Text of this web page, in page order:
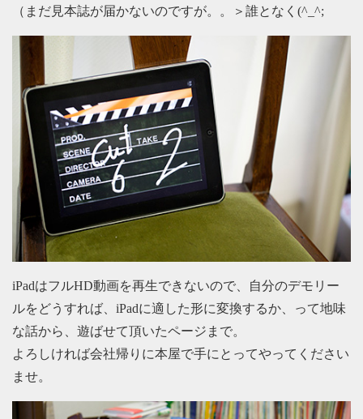
（まだ見本誌が届かないのですが。。＞誰となく(^_^;
iPadはフルHD動画を再生できないので、自分のデモリー
ルをどうすれば、iPadに適した形に変換するか、って地味
な話から、遊ばせて頂いたページまで。
よろしければ会社帰りに本屋で手にとってやってください
ませ。